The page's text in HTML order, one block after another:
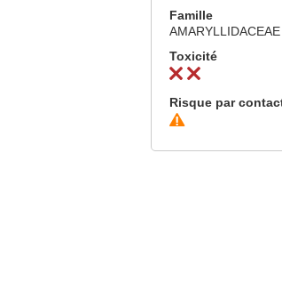
Famille
AMARYLLIDACEAE
Toxicité
Risque par